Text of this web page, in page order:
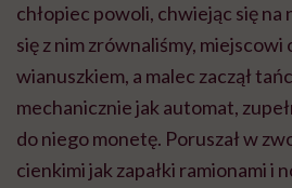
chłopiec powoli, chwiejąc się na
się z nim zrównaliśmy, miejscowi
wianuszkiem, a malec zaczął
mechanicznie jak automat,
do niego monetę. Poruszał w
cienkimi jak zapałki ramionami i